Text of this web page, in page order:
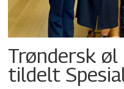
Trøndersk
tildelt